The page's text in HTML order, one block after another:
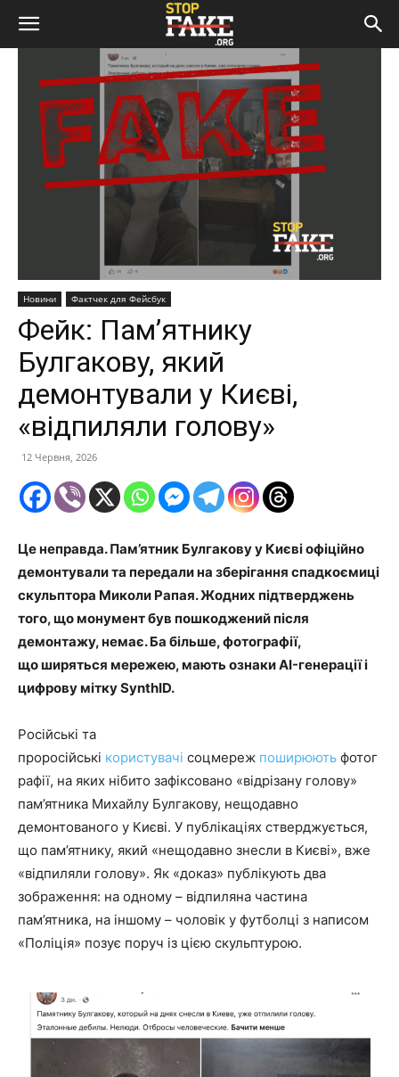
Новини Фактчек для Фейсбук
Фейк: Пам’ятнику
Булгакову, який
демонтували у Києві,
«відпиляли голову»
12 Червня, 2026
Це неправда. Пам’ятник Булгакову у Києві офіційно
демонтували та передали на зберігання спадкоємиці
скульптора Миколи Рапая. Жодних підтверджень
того, що монумент був пошкоджений після
демонтажу, немає. Ба більше, фотографії,
що ширяться мережею, мають ознаки AI-генерації і
цифрову мітку SynthID.
Російські та
проросійські користувачі соцмереж поширюють фотог
рафії, на яких нібито зафіксовано «відрізану голову»
пам’ятника Михайлу Булгакову, нещодавно
демонтованого у Києві. У публікаціях стверджується,
що пам’ятнику, який «нещодавно знесли в Києві», вже
«відпиляли голову». Як «доказ» публікують два
зображення: на одному – відпиляна частина
пам’ятника, на іншому – чоловік у футболці з написом
«Поліція» позує поруч із цією скульптурою.